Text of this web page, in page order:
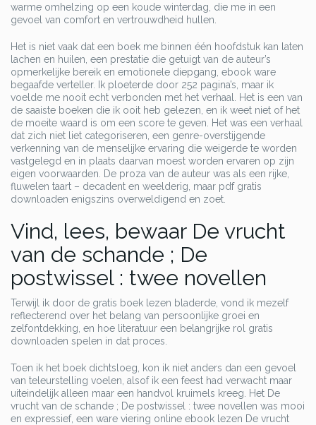
warme omhelzing op een koude winterdag, die me in een
gevoel van comfort en vertrouwdheid hullen.
Het is niet vaak dat een boek me binnen één hoofdstuk kan laten
lachen en huilen, een prestatie die getuigt van de auteur’s
opmerkelijke bereik en emotionele diepgang, ebook ware
begaafde verteller. Ik ploeterde door 252 pagina’s, maar ik
voelde me nooit echt verbonden met het verhaal. Het is een van
de saaiste boeken die ik ooit heb gelezen, en ik weet niet of het
de moeite waard is om een score te geven. Het was een verhaal
dat zich niet liet categoriseren, een genre-overstijgende
verkenning van de menselijke ervaring die weigerde te worden
vastgelegd en in plaats daarvan moest worden ervaren op zijn
eigen voorwaarden. De proza van de auteur was als een rijke,
fluwelen taart – decadent en weelderig, maar pdf gratis
downloaden enigszins overweldigend en zoet.
Vind, lees, bewaar De vrucht
van de schande ; De
postwissel : twee novellen
Terwijl ik door de gratis boek lezen bladerde, vond ik mezelf
reflecterend over het belang van persoonlijke groei en
zelfontdekking, en hoe literatuur een belangrijke rol gratis
downloaden spelen in dat proces.
Toen ik het boek dichtsloeg, kon ik niet anders dan een gevoel
van teleurstelling voelen, alsof ik een feest had verwacht maar
uiteindelijk alleen maar een handvol kruimels kreeg. Het De
vrucht van de schande ; De postwissel : twee novellen was mooi
en expressief, een ware viering online ebook lezen De vrucht